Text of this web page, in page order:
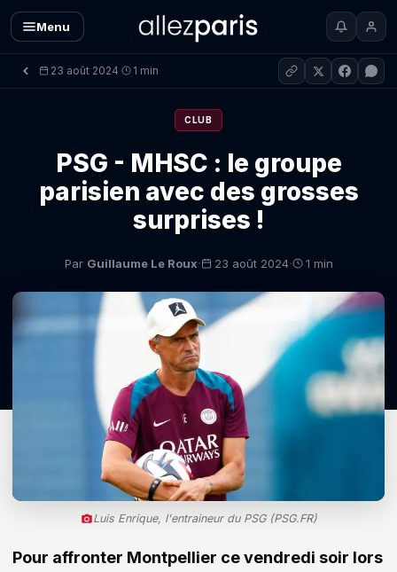
Menu
23 août 2024· 1 min
CLUB
PSG - MHSC : le groupe
parisien avec des grosses
surprises !
Par Guillaume Le Roux· 23 août 2024· 1 min
Luis Enrique, l'entraineur du PSG (PSG.FR)
Pour affronter Montpellier ce vendredi soir lors